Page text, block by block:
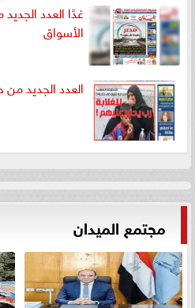
غدًا العدد
الأسواق
العدد الجديد من
مجتمع الميدان